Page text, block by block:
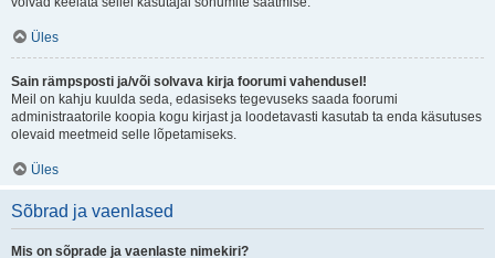
Üles
Sain rämpsposti ja/või solvava kirja foorumi vahendusel!
Meil on kahju kuulda seda, edasiseks tegevuseks saada foorumi
administraatorile koopia kogu kirjast ja loodetavasti kasutab ta enda käsutuses
olevaid meetmeid selle lõpetamiseks.
Üles
Sõbrad ja vaenlased
Mis on sõprade ja vaenlaste nimekiri?